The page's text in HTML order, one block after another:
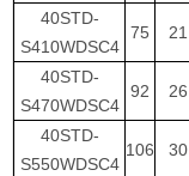
40STD-
S410WDSC4
75 21
40STD-
S470WDSC4
92 26
40STD-
S550WDSC4
106 30